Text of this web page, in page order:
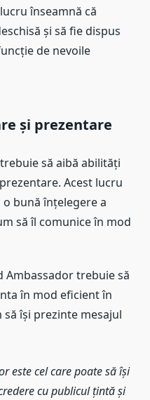
înseamnă că
și să fie dispus
de nevoile
și prezentare
să aibă abilități
Acest lucru
bună înțelegere a
să îl comunice în mod
Ambassador trebuie să
în mod eficient în
își prezinte mesajul
este cel care poate să își
cu publicul țintă și